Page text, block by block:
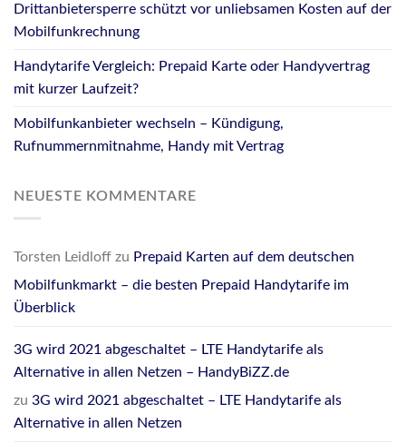
Drittanbietersperre schützt vor unliebsamen Kosten auf der
Mobilfunkrechnung
Handytarife Vergleich: Prepaid Karte oder Handyvertrag
mit kurzer Laufzeit?
Mobilfunkanbieter wechseln – Kündigung,
Rufnummernmitnahme, Handy mit Vertrag
NEUESTE KOMMENTARE
Torsten Leidloff zu Prepaid Karten auf dem deutschen
Mobilfunkmarkt – die besten Prepaid Handytarife im
Überblick
3G wird 2021 abgeschaltet – LTE Handytarife als
Alternative in allen Netzen – HandyBiZZ.de
zu 3G wird 2021 abgeschaltet – LTE Handytarife als
Alternative in allen Netzen